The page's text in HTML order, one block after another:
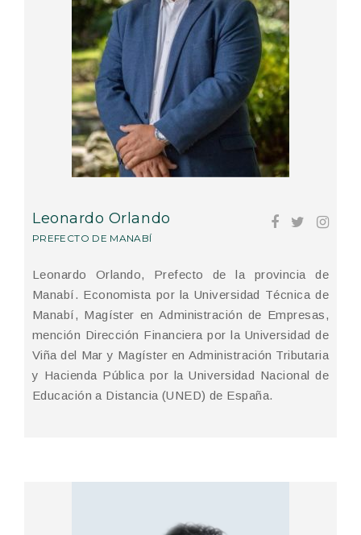
Leonardo Orlando
PREFECTO DE MANABÍ
Leonardo Orlando, Prefecto de la provincia de
Manabí. Economista por la Universidad Técnica de
Manabí, Magíster en Administración de Empresas,
mención Dirección Financiera por la Universidad de
Viña del Mar y Magíster en Administración Tributaria
y Hacienda Pública por la Universidad Nacional de
Educación a Distancia (UNED) de España.